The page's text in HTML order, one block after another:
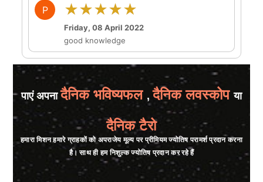
P ★★★★★
Friday, 08 April 2022
good knowledge
पाएं अपनादैनिक भविष्यफल , दैनिक लवस्कोपया
दैनिक टैरो
हमारा मिशन हमारे ग्राहकों को अपराजेय मूल्य पर प्रीमियम ज्योतिष परामर्श प्रदान करना
है। साथ ही हम निशुल्क ज्योतिष प्रदान कर रहे हैं